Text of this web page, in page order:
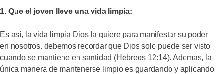
1. Que el joven lleve una vida limpia:
Es así, la vida limpia Dios la quiere para manifestar su poder
en nosotros, debemos recordar que Dios solo puede ser visto
cuando se mantiene en santidad (Hebreos 12:14). Ademas, la
única manera de mantenerse limpio es guardando y aplicando